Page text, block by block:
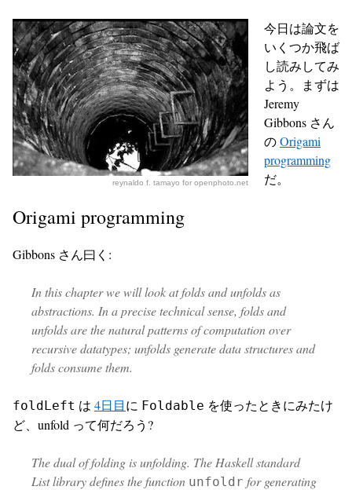
reynaldo f. tamayo for openphoto.net
今日は論文を
いくつか飛ば
し読みしてみ
よう。まずは
Jeremy
Gibbons さん
のOrigami
programming
だ。
Origami programming
Gibbons さん曰く:
In this chapter we will look at folds and unfolds as
abstractions. In a precise technical sense, folds and
unfolds are the natural patterns of computation over
recursive datatypes; unfolds generate data structures and
folds consume them.
foldLeft は 4日目に Foldable を使ったときにみたけ
ど、unfold って何だろう?
The dual of folding is unfolding. The Haskell standard
List library deﬁnes the function unfoldr for generating